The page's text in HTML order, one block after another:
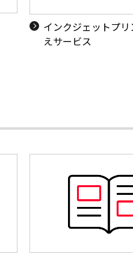
インクジェットプ
えサービス